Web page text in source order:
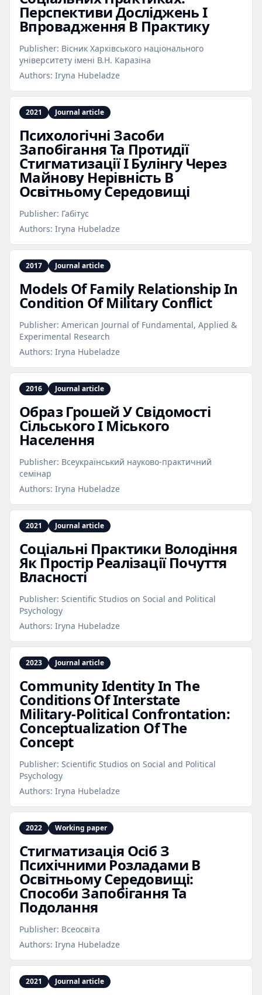
Перспективи Досліджень І
Впровадження В Практику
Publisher: Вісник Харківського національного
університету імені В.Н. Каразіна
Authors: Iryna Hubeladze
2021 Journal article
Психологічні Засоби
Запобігання Та Протидії
Стигматизації І Булінгу Через
Майнову Нерівність В
Освітньому Середовищі
Publisher: Габітус
Authors: Iryna Hubeladze
2017 Journal article
Models Of Family Relationship In
Condition Of Military Conflict
Publisher: American Journal of Fundamental, Applied &
Experimental Research
Authors: Iryna Hubeladze
2016 Journal article
Образ Грошей У Свідомості
Сільського І Міського
Населення
Publisher: Всеукраїнський науково-практичний
семінар
Authors: Iryna Hubeladze
2021 Journal article
Соціальні Практики Володіння
Як Простір Реалізації Почуття
Власності
Publisher: Scientific Studios on Social and Political
Psychology
Authors: Iryna Hubeladze
2023 Journal article
Community Identity In The
Conditions Of Interstate
Military‑Political Confrontation:
Conceptualization Of The
Concept
Publisher: Scientific Studios on Social and Political
Psychology
Authors: Iryna Hubeladze
2022 Working paper
Стигматизація Осіб З
Психічними Розладами В
Освітньому Середовищі:
Способи Запобігання Та
Подолання
Publisher: Всеосвіта
Authors: Iryna Hubeladze
2021 Journal article